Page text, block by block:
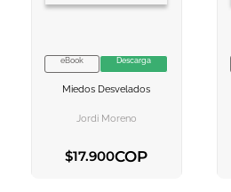
VER INFORMACION
eBook Descarga
Miedos Desvelados
Jordi Moreno
$17.900COP